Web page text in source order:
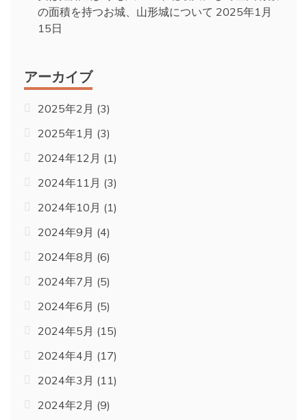
の面積を持つお城、山形城について 2025年1月
15日
アーカイブ
2025年2月 (3)
2025年1月 (3)
2024年12月 (1)
2024年11月 (3)
2024年10月 (1)
2024年9月 (4)
2024年8月 (6)
2024年7月 (5)
2024年6月 (5)
2024年5月 (15)
2024年4月 (17)
2024年3月 (11)
2024年2月 (9)